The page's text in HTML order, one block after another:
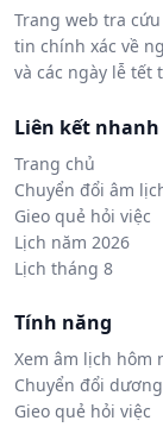
Trang web tra
tin chính xác về
và các ngày lễ tết
Liên kết nhanh
Trang chủ
Chuyển đổi âm
Gieo quẻ hỏi việc
Lịch năm 2026
Lịch tháng 8
Tính năng
Xem âm lịch hôm
Chuyển đổi
Gieo quẻ hỏi việc